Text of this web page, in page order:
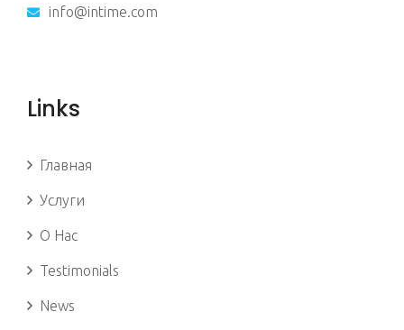
info@intime.com
Links
Главная
Услуги
О Нас
Testimonials
News